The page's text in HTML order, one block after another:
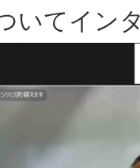
いてイン